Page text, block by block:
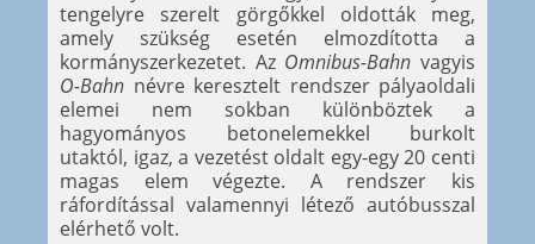
tengelyre szerelt görgőkkel oldották meg,
amely szükség esetén elmozdította a
kormányszerkezetet. Az Omnibus-Bahn vagyis
O-Bahn névre keresztelt rendszer pályaoldali
elemei nem sokban különböztek a
hagyományos betonelemekkel burkolt
utaktól, igaz, a vezetést oldalt egy-egy 20 centi
magas elem végezte. A rendszer kis
ráfordítással valamennyi létező autóbusszal
elérhető volt.